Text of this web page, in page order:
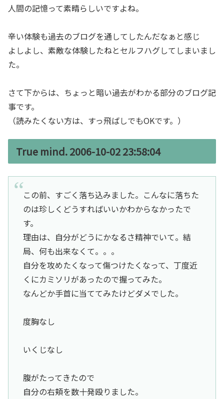
人間の記憶って素晴らしいですよね。
辛い体験も過去のブログを通してしたんだなぁと感じ
よしよし、素敵な体験したねとセルフハグしてしまいまし
た。
さて下からは、ちょっと暗い過去がわかる部分のブログ記
事です。
（読みたくない方は、すっ飛ばしでもOKです。）
True mind. 2006-10-02 23:58:04
この前、すごく落ち込みました。こんなに落ちた
のは珍しくどうすればいいかわからなかったで
す。
理由は、自分がどうにかなるさ精神でいて。結
局、何も出来なくて。。。
自分を攻めたくなって傷つけたくなって、丁度近
くにカミソリがあったので握ってみた。
なんどか手首に当ててみたけどダメでした。
度胸なし
いくじなし
腹がたってきたので
自分の右頬を数十発殴りました。